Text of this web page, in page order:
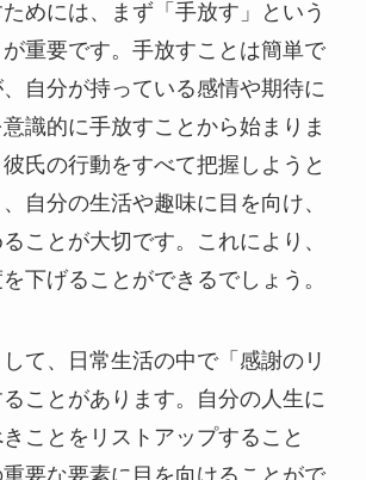
めには、まず「手放す」という
重要です。手放すことは簡単で
自分が持っている感情や期待に
識的に手放すことから始まりま
氏の行動をすべて把握しようと
自分の生活や趣味に目を向け、
ことが大切です。これにより、
下げることができるでしょう。
て、日常生活の中で「感謝のリ
ことがあります。自分の人生に
ことをリストアップすること
要な要素に目を向けることがで